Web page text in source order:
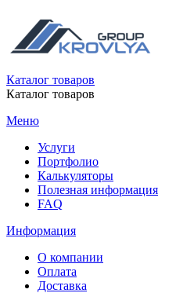
Каталог товаров
Каталог товаров
Меню
Услуги
Портфолио
Калькуляторы
Полезная информация
FAQ
Информация
О компании
Оплата
Доставка